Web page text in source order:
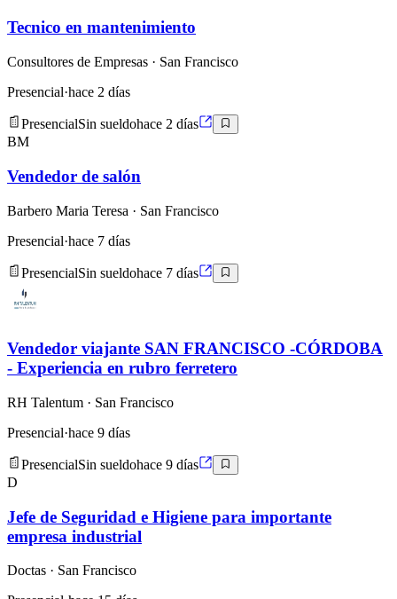
Tecnico en mantenimiento
Consultores de Empresas · San Francisco
Presencial·hace 2 días
PresencialSin sueldohace 2 días
BM
Vendedor de salón
Barbero Maria Teresa · San Francisco
Presencial·hace 7 días
PresencialSin sueldohace 7 días
Vendedor viajante SAN FRANCISCO -CÓRDOBA
- Experiencia en rubro ferretero
RH Talentum · San Francisco
Presencial·hace 9 días
PresencialSin sueldohace 9 días
D
Jefe de Seguridad e Higiene para importante
empresa industrial
Doctas · San Francisco